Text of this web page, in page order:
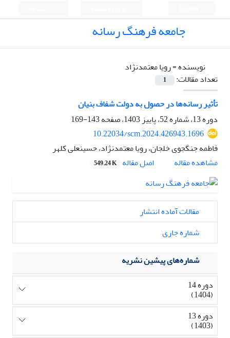
جامعه فرهنگ رسانه
نویسنده =رویا معتمدنژاد
تعداد مقالات:
1
تأثیر رسانه‌ها در حصول به دولت شفاف بنیان
دوره 13، شماره 52، پاییز 1403، صفحه
143-169
10.22034/scm.2024.426943.1696
فاطمه جنگجوی خلجان، رویا معتمدنژاد، حسینعلی کلهر
مشاهده مقاله
اصل مقاله 549.24 K
مقالات آماده انتشار
شماره جاری
شماره‌های پیشین نشریه
دوره 14
(1404)
دوره 13
(1403)